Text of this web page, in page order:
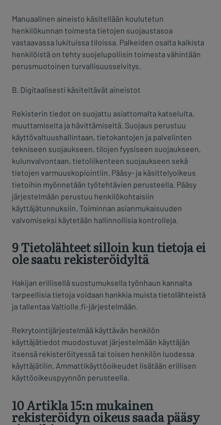
Manuaalinen aineisto käsitellään koulutetun
henkilökunnan toimesta tietojen suojaustasoa
vastaavassa lukituissa tiloissa. Palkeiden osalta kaikista
henkilöistä on tehty suojelupoliisin toimesta vähintään
perusmuotoinen turvallisuusselvitys.
B. Digitaalisesti käsiteltävät aineistot
Rekisterin tiedot on suojattu asiattomalta katselulta,
muuttamiselta ja hävittämiseltä. Suojaus perustuu
käyttövaltuushallintaan, tietokantojen ja palvelinten
tekniseen suojaukseen, tilojen fyysiseen suojaukseen,
kulunvalvontaan, tietoliikenteen suojaukseen sekä
tietojen varmuuskopiointiin. Pääsy- ja käsittelyoikeus
tietoihin myönnetään työtehtävien perusteella. Pääsy
järjestelmään perustuu henkilökohtaisiin
käyttäjätunnuksiin. Toiminnan asianmukaisuuden
valvomiseksi käytetään hallinnollisia kontrolleja.
9 Tietolähteet silloin kun tietoja ei
ole saatu rekisteröidyltä
Hakijan erillisellä suostumuksella työnhaun kannalta
tarpeellisia tietoja voidaan hankkia muista tietolähteistä
ja tallentaa Valtiolle.fi-järjestelmään.
Rekrytointijärjestelmää käyttävän henkilön
käyttäjätiedot muodostuvat järjestelmään käyttäjän
itsensä rekisteröityessä tai toisen henkilön luodessa
käyttäjätilin. Ammattikäyttöoikeudet lisätään erillisen
käyttöoikeuspyynnön perusteella.
10 Artikla 15:n mukainen
rekisteröidyn oikeus saada pääsy